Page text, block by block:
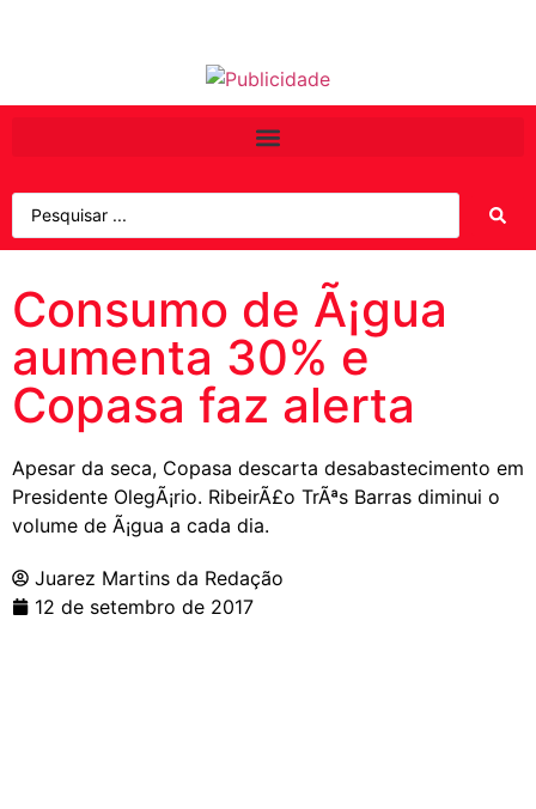
Consumo de Ã¡gua
aumenta 30% e
Copasa faz alerta
Apesar da seca, Copasa descarta desabastecimento em
Presidente OlegÃ¡rio. RibeirÃ£o TrÃªs Barras diminui o
volume de Ã¡gua a cada dia.
Juarez Martins da Redação
12 de setembro de 2017